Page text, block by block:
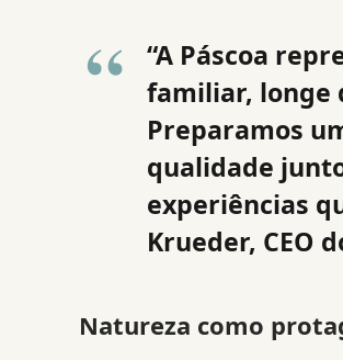
“A Páscoa
familiar, longe
Preparamos
qualidade
experiências
Krueder, CEO
Natureza como